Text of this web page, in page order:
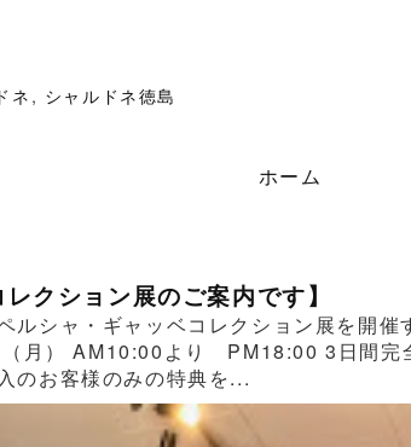
ネ, シャルドネ徳島
ホーム
クション展のご案内です】
ルシャ・ギャッベコレクション展を開
月） AM10:00より PM18:00 3日間完
のお客様のみの特典を...